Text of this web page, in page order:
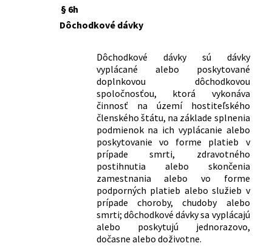
§ 6h
Dôchodkové dávky
Dôchodkové dávky sú dávky
vyplácané alebo poskytované
doplnkovou dôchodkovou
spoločnosťou, ktorá vykonáva
činnosť na území hostiteľského
členského štátu, na základe splnenia
podmienok na ich vyplácanie alebo
poskytovanie vo forme platieb v
prípade smrti, zdravotného
postihnutia alebo skončenia
zamestnania alebo vo forme
podporných platieb alebo služieb v
prípade choroby, chudoby alebo
smrti; dôchodkové dávky sa vyplácajú
alebo poskytujú jednorazovo,
dočasne alebo doživotne.